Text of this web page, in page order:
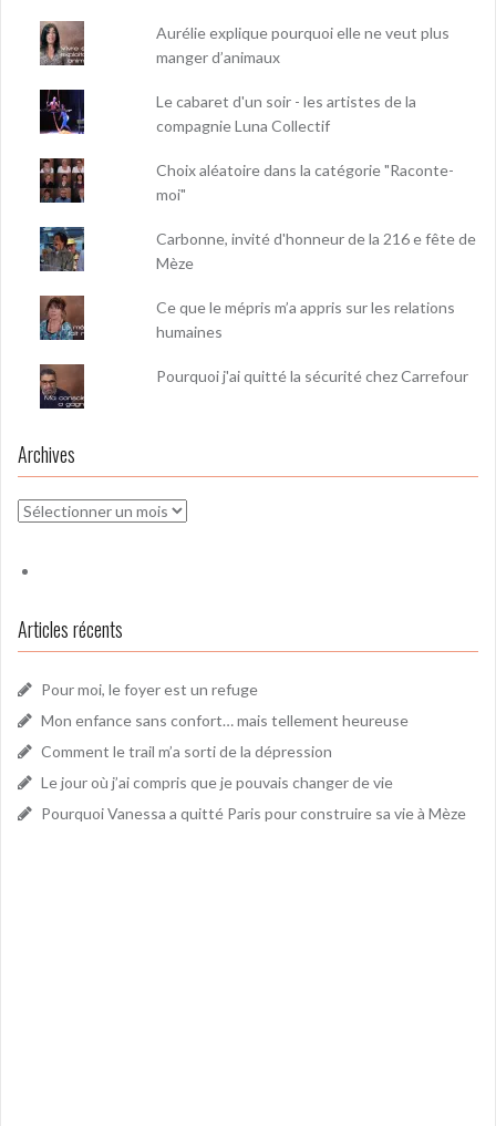
Aurélie explique pourquoi elle ne veut plus
manger d’animaux
Le cabaret d'un soir - les artistes de la
compagnie Luna Collectif
Choix aléatoire dans la catégorie "Raconte-
moi"
Carbonne, invité d'honneur de la 216 e fête de
Mèze
Ce que le mépris m’a appris sur les relations
humaines
Pourquoi j'ai quitté la sécurité chez Carrefour
Archives
Archives
Articles récents
Pour moi, le foyer est un refuge
Mon enfance sans confort… mais tellement heureuse
Comment le trail m’a sorti de la dépression
Le jour où j’ai compris que je pouvais changer de vie
Pourquoi Vanessa a quitté Paris pour construire sa vie à Mèze